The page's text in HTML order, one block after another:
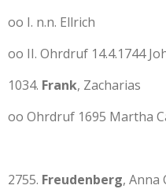
oo I. n.n. Ellrich
oo II. Ohrdruf 14.4.1744
1034. Frank, Zacharias
oo Ohrdruf 1695 Martha
2755. Freudenberg, Anna